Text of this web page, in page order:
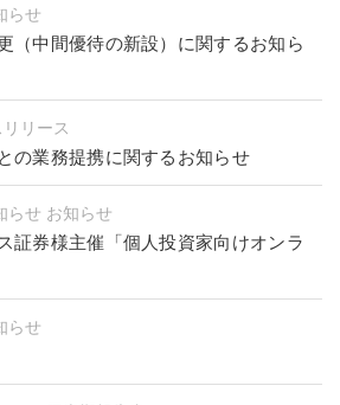
らせ
（中間優待の新設）に関するお知ら
リース
の業務提携に関するお知らせ
らせ お知らせ
証券様主催「個人投資家向けオンラ
らせ